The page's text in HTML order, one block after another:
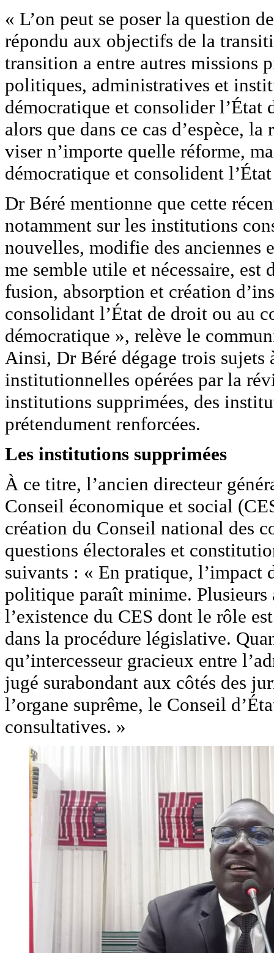
« L’on peut se poser la question
répondu aux objectifs de la
transition a entre autres missions
politiques, administratives et
démocratique et consolider
alors que dans ce cas d’espèce,
viser n’importe quelle réforme,
démocratique et consolident
Dr Béré mentionne que cette
notamment sur les institutions
nouvelles, modifie des anciennes
me semble utile et nécessaire, est
fusion, absorption et création
consolidant l’État de droit ou au
démocratique », relève le
Ainsi, Dr Béré dégage trois sujets
institutionnelles opérées par la
institutions supprimées, des
prétendument renforcées.
Les institutions supprimées
À ce titre, l’ancien directeur
Conseil économique et social
création du Conseil national des
questions électorales et
suivants : « En pratique, l’impact
politique paraît minime.
l’existence du CES dont le rôle
dans la procédure législative.
qu’intercesseur gracieux entre
jugé surabondant aux côtés des
l’organe suprême, le Conseil
consultatives. »